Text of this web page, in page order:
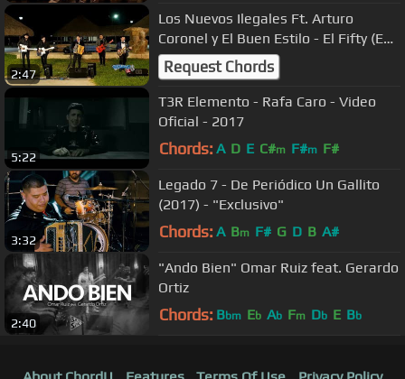
2:47
Los Nuevos Ilegales Ft. Arturo
Coronel y El Buen Estilo - El Fifty (En
Vivo 2017)
Request Chords
5:22
T3R Elemento - Rafa Caro - Video
Oficial - 2017
Chords: A D E C#m F#m F#
3:32
Legado 7 - De Periódico Un Gallito
(2017) - "Exclusivo"
Chords: A Bm F# G D B A#
2:40
"Ando Bien" Omar Ruiz feat. Gerardo
Ortiz
Chords: Bbm Eb Ab Fm Db E Bb